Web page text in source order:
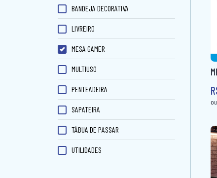
BANDEJA DECORATIVA
LIVREIRO
MESA GAMER
MULTIUSO
PENTEADEIRA
SAPATEIRA
TÁBUA DE PASSAR
UTILIDADES